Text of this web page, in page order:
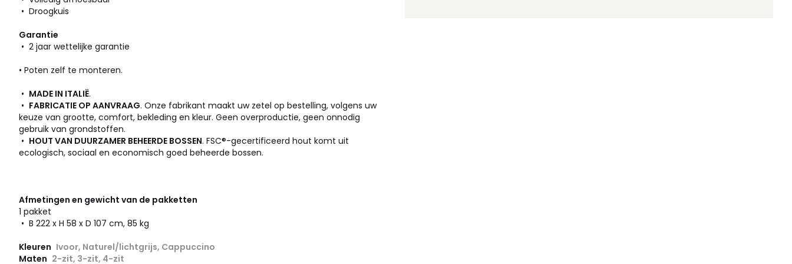
• Droogkuis
Garantie
• 2 jaar wettelijke garantie
• Poten zelf te monteren.
• MADE IN ITALIË.
• FABRICATIE OP AANVRAAG. Onze fabrikant maakt uw zetel op bestelling, volgens uw
keuze van grootte, comfort, bekleding en kleur. Geen overproductie, geen onnodig
gebruik van grondstoffen.
• HOUT VAN DUURZAMER BEHEERDE BOSSEN. FSC®-gecertificeerd hout komt uit
ecologisch, sociaal en economisch goed beheerde bossen.
Afmetingen en gewicht van de pakketten
1 pakket
• B 222 x H 58 x D 107 cm, 85 kg
Kleuren Ivoor, Naturel/lichtgrijs, Cappuccino
Maten 2-zit, 3-zit, 4-zit